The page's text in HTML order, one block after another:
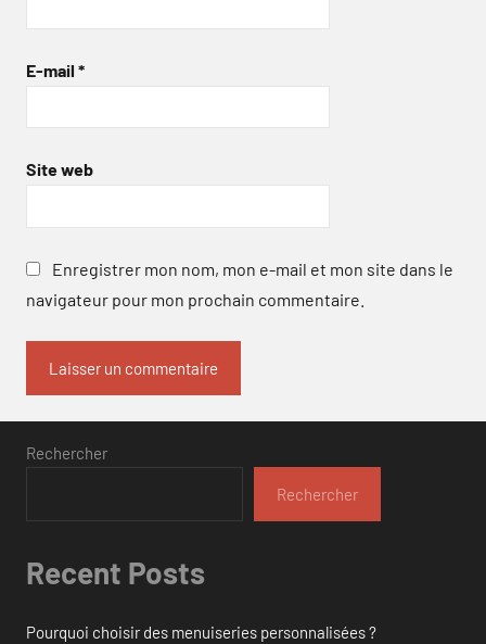
E-mail *
Site web
Enregistrer mon nom, mon e-mail et mon site dans le
navigateur pour mon prochain commentaire.
Rechercher
Rechercher
Recent Posts
Pourquoi choisir des menuiseries personnalisées ?